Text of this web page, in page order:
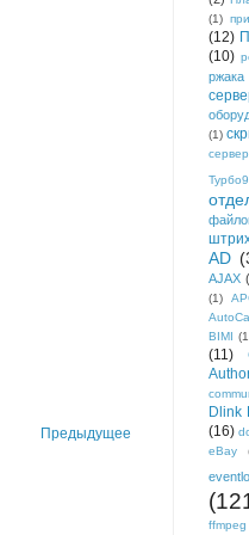
Предыдущее
(1)
(12)
(10)
ржака
(1)
сервер
Турбо9
AD
AJAX
(1)
BIMI
(11)
Dlink
(16)
eBay
ffmpeg